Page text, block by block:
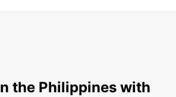
the Philippines with